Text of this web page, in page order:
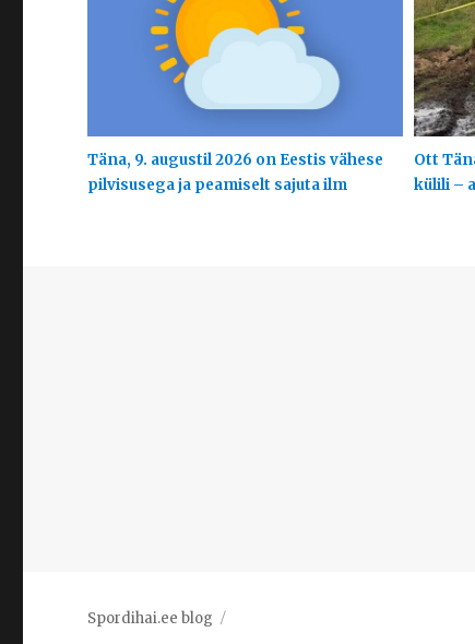
Täna, 9. augustil 2026 on Eestis vähese
pilvisusega ja peamiselt sajuta ilm
Ott
külili –
Spordihai.ee blog